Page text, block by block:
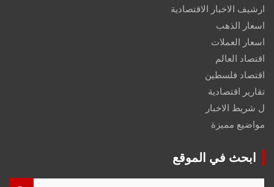
ارشيف الاخبار الاقتصادية
اسعار الذهب
اسعار العملات
اقتصاد العالم
اقتصاد فلسطين
تقارير اقتصادية
ل شريط الاخبار
مواضيع مميزة
ابحث في الموقع